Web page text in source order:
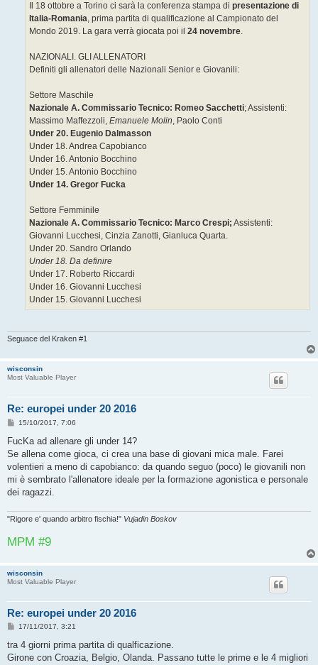
Il 18 ottobre a Torino ci sarà la conferenza stampa di presentazione di
Italia-Romania, prima partita di qualificazione al Campionato del
Mondo 2019. La gara verrà giocata poi il 24 novembre.
NAZIONALI. GLI ALLENATORI
Definiti gli allenatori delle Nazionali Senior e Giovanili:
Settore Maschile
Nazionale A. Commissario Tecnico: Romeo Sacchetti; Assistenti:
Massimo Maffezzoli, Emanuele Molin, Paolo Conti
Under 20. Eugenio Dalmasson
Under 18. Andrea Capobianco
Under 16. Antonio Bocchino
Under 15. Antonio Bocchino
Under 14. Gregor Fucka
Settore Femminile
Nazionale A. Commissario Tecnico: Marco Crespi; Assistenti:
Giovanni Lucchesi, Cinzia Zanotti, Gianluca Quarta.
Under 20. Sandro Orlando
Under 18. Da definire
Under 17. Roberto Riccardi
Under 16. Giovanni Lucchesi
Under 15. Giovanni Lucchesi
Seguace del Kraken #1
wisconsin
Most Valuable Player
Re: europei under 20 2016
M
s
a
g
i
o
15/10/2017, 7:06
FucKa ad allenare gli under 14?
Se allena come gioca, ci crea una base di giovani mica male. Farei
volentieri a meno di capobianco: da quando seguo (poco) le giovanili non
mi è sembrato l'allenatore ideale per la formazione agonistica e personale
dei ragazzi.
"Rigore e' quando arbitro fischia!" Vujadin Boskov
MPM #9
wisconsin
Most Valuable Player
Re: europei under 20 2016
M
s
a
17/11/2017, 3:21
tra 4 giorni prima partita di qualficazione.
Girone con Croazia, Belgio, Olanda. Passano tutte le prime e le 4 migliori